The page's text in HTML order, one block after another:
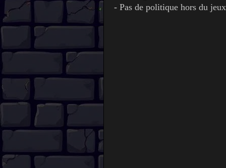
- Pas de politique hors du